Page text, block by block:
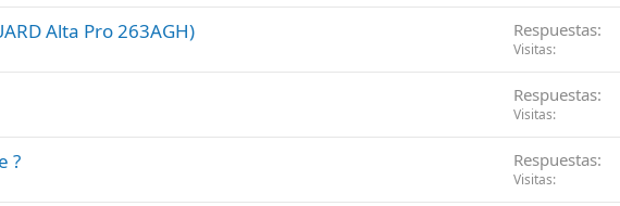
d
Alta Pro 263AGH) Respuestas
Visitas
Respuestas
Visitas
? Respuestas
Visitas